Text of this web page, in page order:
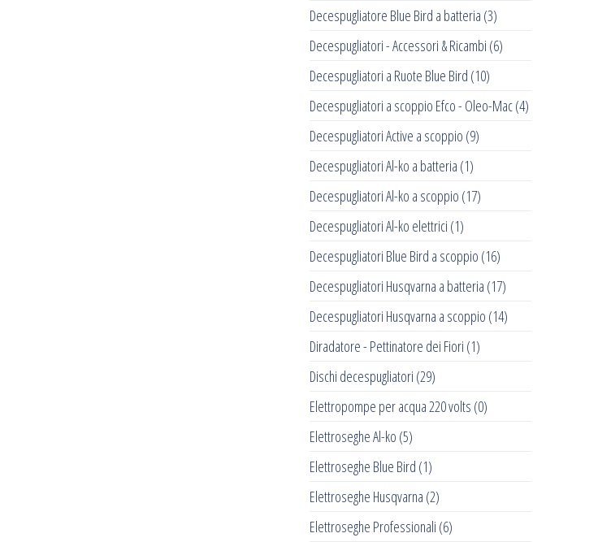
Decespugliatore Blue Bird a batteria (3)
Decespugliatori - Accessori & Ricambi (6)
Decespugliatori a Ruote Blue Bird (10)
Decespugliatori a scoppio Efco - Oleo-Mac(4)
Decespugliatori Active a scoppio (9)
Decespugliatori Al-ko a batteria (1)
Decespugliatori Al-ko a scoppio (17)
Decespugliatori Al-ko elettrici (1)
Decespugliatori Blue Bird a scoppio (16)
Decespugliatori Husqvarna a batteria (17)
Decespugliatori Husqvarna a scoppio (14)
Diradatore - Pettinatore dei Fiori (1)
Dischi decespugliatori (29)
Elettropompe per acqua 220 volts (0)
Elettroseghe Al-ko (5)
Elettroseghe Blue Bird (1)
Elettroseghe Husqvarna (2)
Elettroseghe Professionali (6)